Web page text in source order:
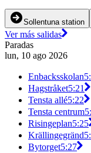
Sollentuna station
Ver más salidas
Paradas
lun, 10 ago 2026
Enbacksskolan
Hagstråket5:21
Tensta allé5:22
Tensta centrum
Risingeplan5:25
Krällingegränd
Bytorget5:27